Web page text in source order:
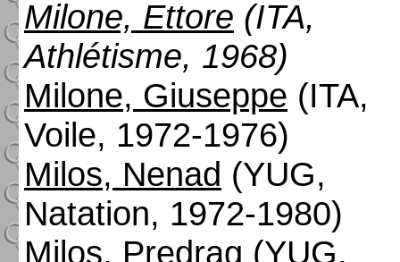
Milone, Ettore (ITA,
Athlétisme, 1968)
Milone, Giuseppe (ITA,
Voile, 1972-1976)
Milos, Nenad (YUG,
Natation, 1972-1980)
Milos, Predrag (YUG,